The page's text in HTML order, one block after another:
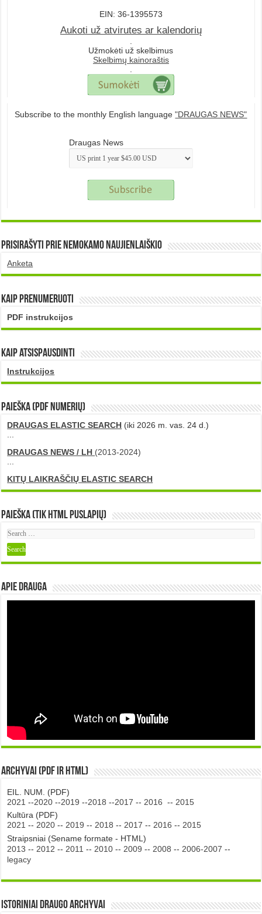
EIN: 36-1395573
Aukoti už atvirutes ar kalendorių
Užmokėti už skelbimus
Skelbimų kainoraštis
Subscribe to the monthly English language"DRAUGAS NEWS"
Draugas News
Prisirašyti prie nemokamo naujienlaiškio
Anketa
Kaip prenumeruoti
PDF instrukcijos
Kaip atsispausdinti
Instrukcijos
PAIEŠKA (PDF numerių)
DRAUGAS ELASTIC SEARCH (iki 2026 m. vas. 24 d.)
DRAUGAS NEWS / LH (2013-2024)
KITŲ LAIKRAŠČIŲ ELASTIC SEARCH
Paieška (tik HTML puslapių)
Apie DRAUGA
Archyvai (PDF ir HTML)
EIL. NUM. (PDF)
2021 --2020 --2019 --2018 --2017 --2016 --2015
Kultūra (PDF)
2021 --2020 --2019 --2018 --2017 --2016 --2015
Straipsniai (Sename formate - HTML)
2013 --2012 --2011 --2010 --2009 --2008 --2006-2007 --
legacy
Istoriniai DRAUGO Archyvai